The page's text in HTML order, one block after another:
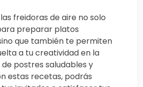
freidoras de aire no solo
preparar platos
que también te permiten
a tu creatividad en la
postres saludables y
estas recetas, podrás